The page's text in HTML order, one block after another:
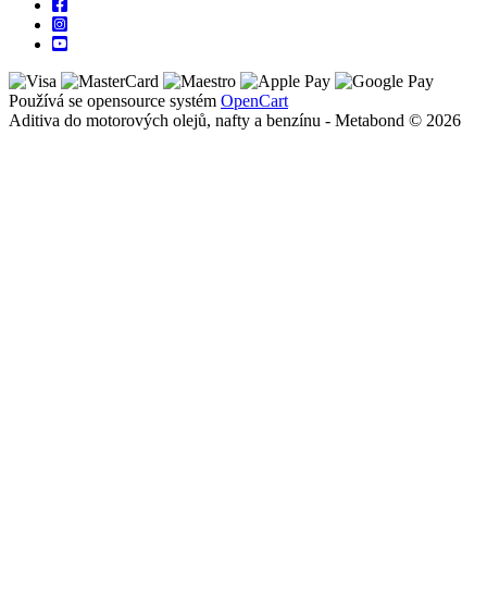
Používá se opensource systém OpenCart
Aditiva do motorových olejů, nafty a benzínu - Metabond © 2026